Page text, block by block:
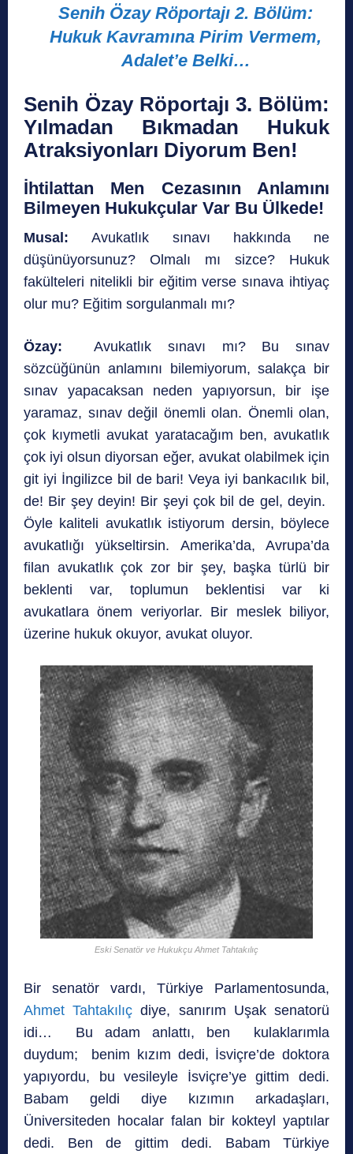
Senih Özay Röportajı 2. Bölüm:
Hukuk Kavramına Pirim Vermem,
Adalet’e Belki…
Senih Özay Röportajı 3. Bölüm:
Yılmadan Bıkmadan Hukuk
Atraksiyonları Diyorum Ben!
İhtilattan Men Cezasının Anlamını
Bilmeyen Hukukçular Var Bu Ülkede!
Musal:Avukatlık sınavı hakkında ne
düşünüyorsunuz? Olmalı mı sizce? Hukuk
fakülteleri nitelikli bir eğitim verse sınava ihtiyaç
olur mu? Eğitim sorgulanmalı mı?
Özay: Avukatlık sınavı mı? Bu sınav
sözcüğünün anlamını bilemiyorum, salakça bir
sınav yapacaksan neden yapıyorsun, bir işe
yaramaz, sınav değil önemli olan. Önemli olan,
çok kıymetli avukat yaratacağım ben, avukatlık
çok iyi olsun diyorsan eğer, avukat olabilmek için
git iyi İngilizce bil de bari! Veya iyi bankacılık bil,
de! Bir şey deyin! Bir şeyi çok bil de gel, deyin.
Öyle kaliteli avukatlık istiyorum dersin, böylece
avukatlığı yükseltirsin. Amerika’da, Avrupa’da
filan avukatlık çok zor bir şey, başka türlü bir
beklenti var, toplumun beklentisi var ki
avukatlara önem veriyorlar. Bir meslek biliyor,
üzerine hukuk okuyor, avukat oluyor.
Eski Senatör ve Hukukçu Ahmet Tahtakılıç
Bir senatör vardı, Türkiye Parlamentosunda,
Ahmet Tahtakılıçdiye, sanırım Uşak senatorü
idi… Bu adam anlattı, ben kulaklarımla
duydum; benim kızım dedi, İsviçre’de doktora
yapıyordu, bu vesileyle İsviçre’ye gittim dedi.
Babam geldi diye kızımın arkadaşları,
Üniversiteden hocalar falan bir kokteyl yaptılar
dedi. Ben de gittim dedi. Babam Türkiye